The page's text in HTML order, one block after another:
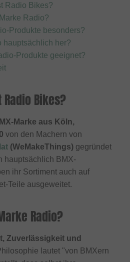
Radio Bikes?
Radio?
Produkte besonders?
hauptsächlich her?
Produkte geeignet?
Bikes?
Marke aus Köln,
von den Machern von
(WeMakeThings) gegründet
hauptsächlich BMX-
ihr Sortiment auch auf
Teile ausgeweitet.
Radio?
Zuverlässigkeit und
lautet "von BMXern